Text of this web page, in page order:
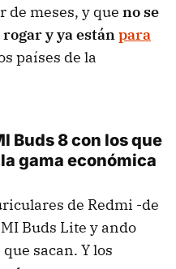
de meses, y que no se
y ya estánpara
países de la
Buds 8 con los que
gama económica
de Redmi -de
Buds Lite y ando
sacan. Y los